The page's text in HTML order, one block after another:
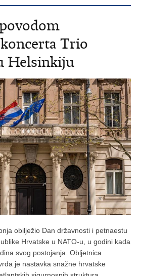
Trio
Helsinkiju
obilježio Dan državnosti i petnaestu
Hrvatske u NATO-u, u godini kada
svog postojanja. Obljetnica
je nastavka snažne hrvatske